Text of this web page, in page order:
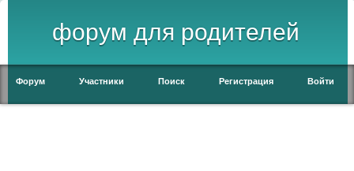
форум для родителей
Форум Участники Поиск Регистрация Войти